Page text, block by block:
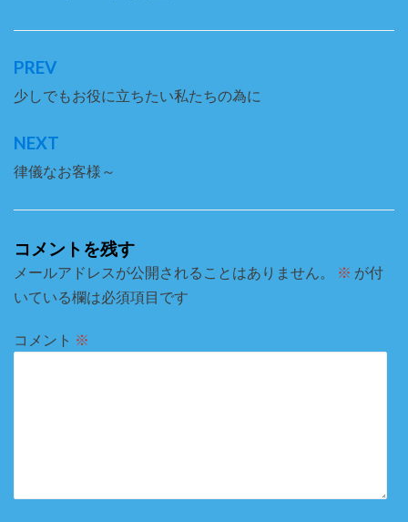
投
稿
ナ
ビ
ゲ
ー
シ
ョ
ン
PREV
少しでもお役に立ちたい私たちの為に
NEXT
律儀なお客様～
コメントを残す
メールアドレスが公開されることはありません。 ※ が付
いている欄は必須項目です
コメント ※